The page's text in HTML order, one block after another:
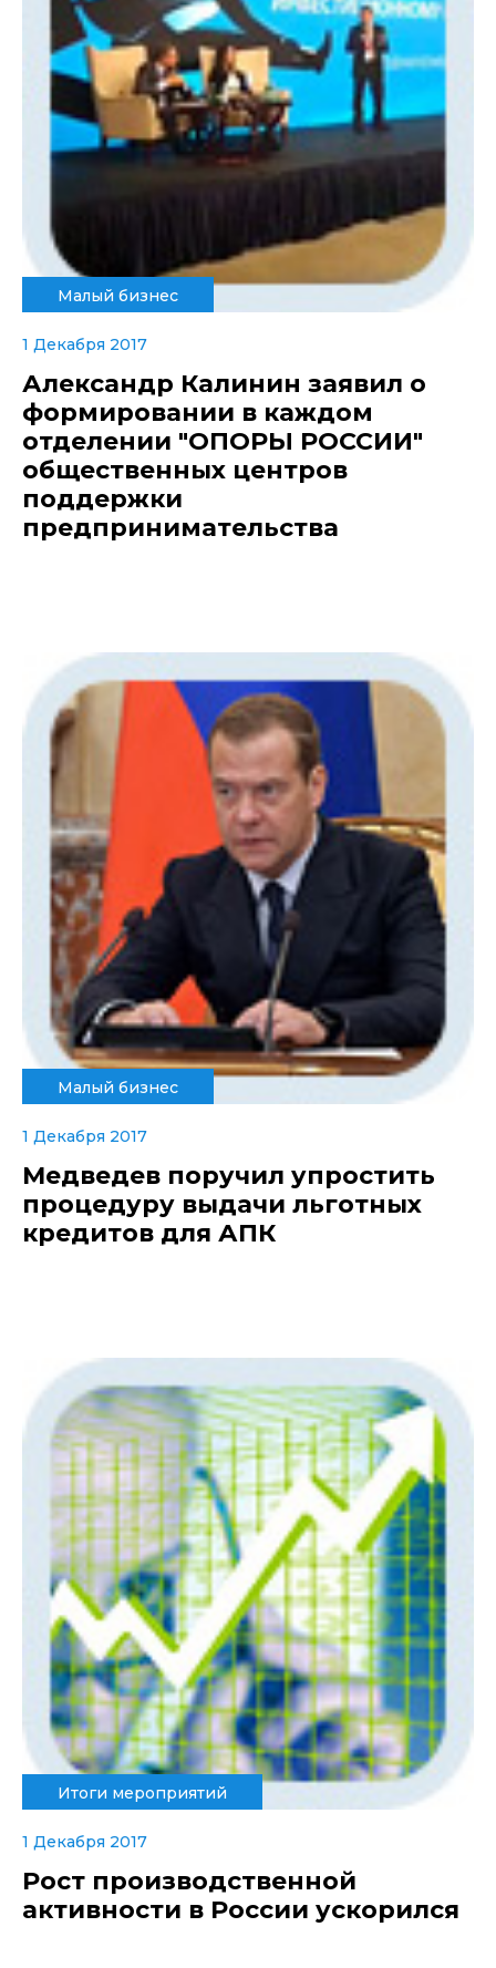
Малый бизнес
1 Декабря 2017
Александр Калинин заявил о
формировании в каждом
отделении "ОПОРЫ РОССИИ"
общественных центров
поддержки
предпринимательства
Малый бизнес
1 Декабря 2017
Медведев поручил упростить
процедуру выдачи льготных
кредитов для АПК
Итоги мероприятий
1 Декабря 2017
Рост производственной
активности в России ускорился